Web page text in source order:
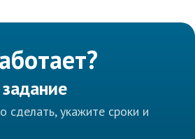
сделать, укажите сроки и